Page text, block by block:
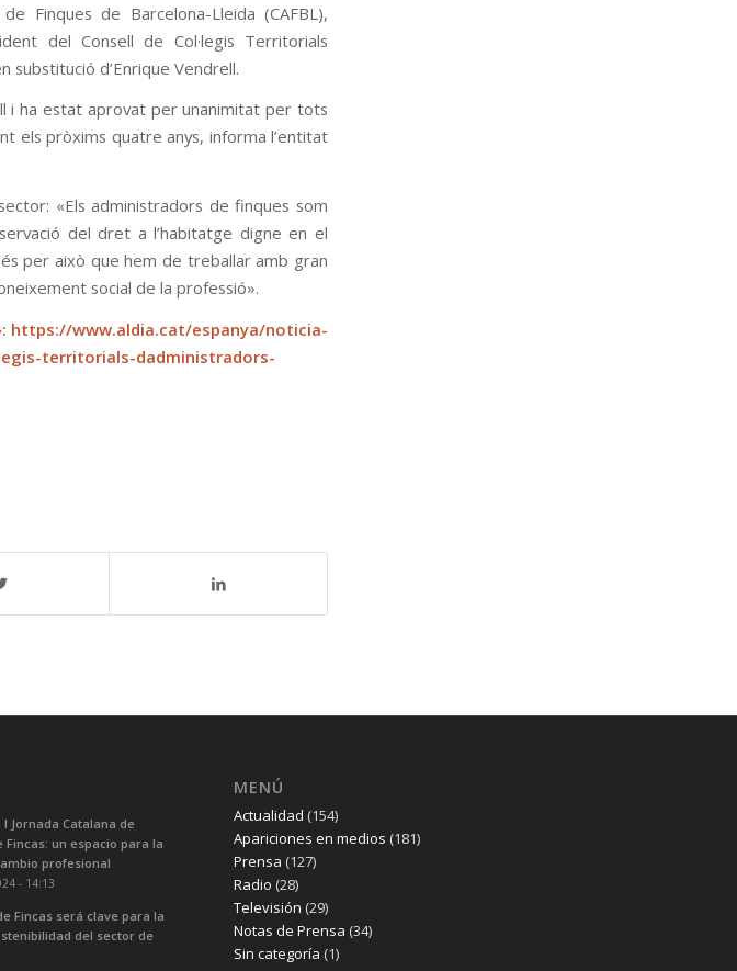
Finques de Barcelona-Lleida (CAFBL),
del Consell de Col·legis Territorials
substitució d’Enrique Vendrell.
i ha estat aprovat per unanimitat per tots
els pròxims quatre anys, informa l’entitat
«Els administradors de finques som
del dret a l’habitatge digne en el
per això que hem de treballar amb gran
social de la professió».
https://www.aldia.cat/espanya/noticia-
territorials-dadministradors-
Jornada Catalana de
un espacio para la
profesional
- 14:13
Fincas será clave para la
del sector de
MENÚ
Actualidad (154)
Apariciones en medios (181)
Prensa (127)
Radio (28)
Televisión (29)
Notas de Prensa (34)
Sin categoría (1)